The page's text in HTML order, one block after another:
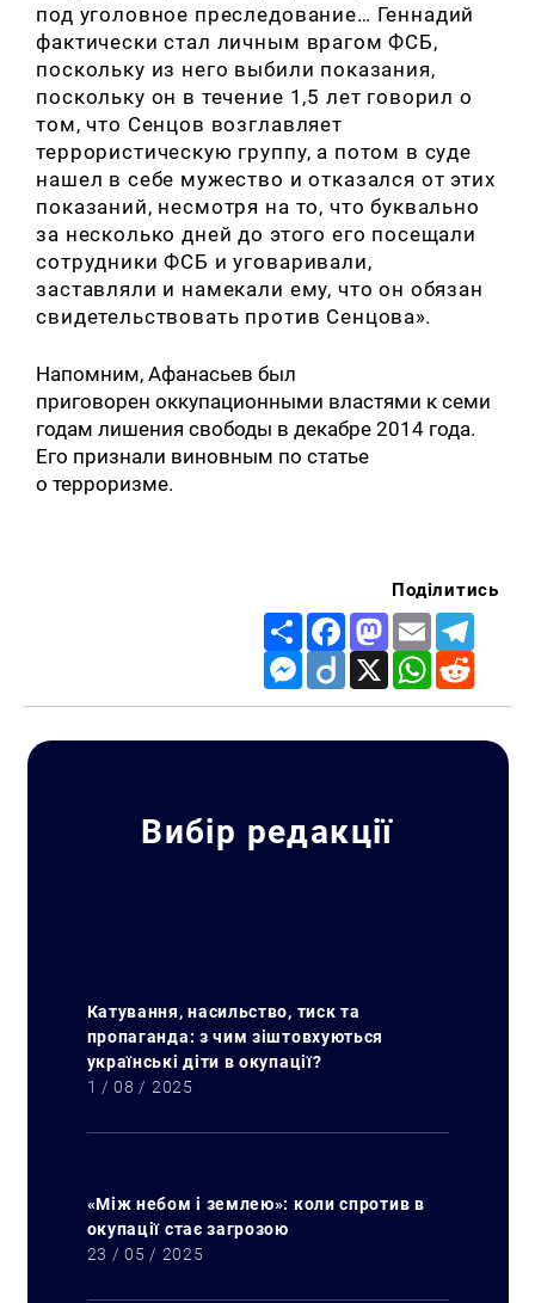
под уголовное преследование… Геннадий
фактически стал личным врагом ФСБ,
поскольку из него выбили показания,
поскольку он в течение 1,5 лет говорил о
том, что Сенцов возглавляет
террористическую группу, а потом в суде
нашел в себе мужество и отказался от этих
показаний, несмотря на то, что буквально
за несколько дней до этого его посещали
сотрудники ФСБ и уговаривали,
заставляли и намекали ему, что он обязан
свидетельствовать против Сенцова».
Напомним, Афанасьев был
приговорен оккупационными властями к семи
годам лишения свободы в декабре 2014 года.
Его признали виновным по статье
о терроризме.
Поділитись
Share FacebookMastodon
Email
Messenger
Diigo X WhatsApp
Вибір редакції
Катування, насильство, тиск та
пропаганда: з чим зіштовхуються
українські діти в окупації?
1 / 08 / 2025
«Між небом і землею»: коли спротив в
окупації стає загрозою
23 / 05 / 2025